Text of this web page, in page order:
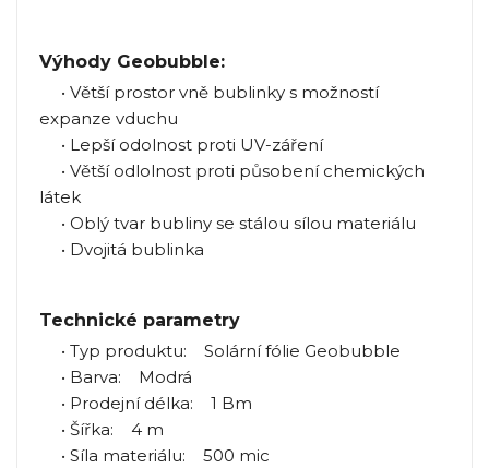
Výhody Geobubble:
• Větší prostor vně bublinky s možností
expanze vduchu
• Lepší odolnost proti UV-záření
• Větší odlolnost proti působení chemických
látek
• Oblý tvar bubliny se stálou sílou materiálu
• Dvojitá bublinka
Technické parametry
• Typ produktu: Solární fólie Geobubble
• Barva: Modrá
• Prodejní délka: 1 Bm
• Šířka: 4 m
• Síla materiálu: 500 mic